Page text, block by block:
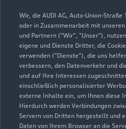
Andreas Witt
Servicepartner e-tron
Wir, die AUDI AG, Auto-Union-
oder in Zusammenarbeit mit
und Partnern ("Wir", "Unser"),
eigene und Dienste Dritter, die
verwenden ("Dienste"), die uns
verbessern, den Datenverkehr und
und auf Ihre Interessen
einschließlich personalisierter
externe Inhalte ein, um Ihnen diese
Hierdurch werden Verbindungen
Servern von Dritten hergestellt und
Daten von Ihrem Browser an die